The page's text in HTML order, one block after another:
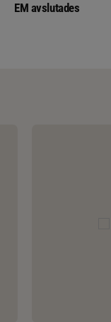
EM avslutades